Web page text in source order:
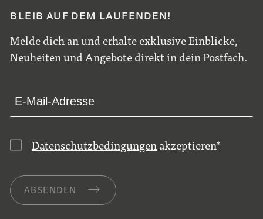
BLEIB AUF DEM LAUFENDEN!
Melde dich an und erhalte exklusive Einblicke,
Neuheiten und Angebote direkt in dein Postfach.
Datenschutzbedingungen akzeptieren*
ABSENDEN